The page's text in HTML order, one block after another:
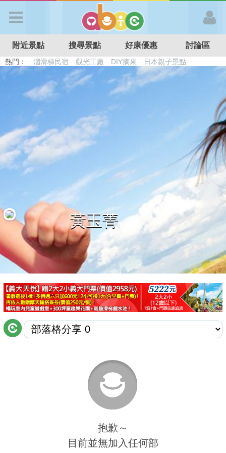
APP登入
首 頁
搜尋景點
好康優惠
最新留言
商家合作
推薦景點
討論區
聯絡我們
附近景點 搜尋景點 好康優惠 討論區
熱門： 溜滑梯民宿 觀光工廠 DIY摘果
日本親子景點
特色遊戲場
親子住房優惠 台北親子餐廳 溫泉泡湯SPA
黃玉菁
抱歉～
目前並無加入任何部